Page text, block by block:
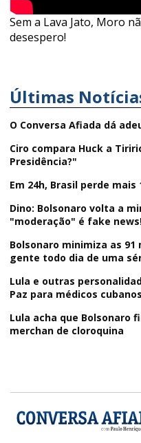
Sem a Lava Jato, Moro
desespero!
Últimas
O Conversa Afiada dá
Ciro compara Huck a
Presidência?"
Em 24h, Brasil perde mais
Dino: Bolsonaro volta a
"moderação" é fake
Bolsonaro minimiza as 91
gente todo dia de uma
Lula e outras
Paz para médicos cubanos
Lula acha que Bolsonaro
merchan de cloroquina